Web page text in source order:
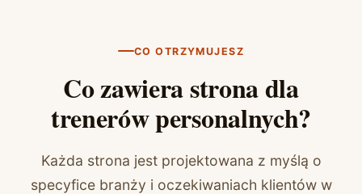
CO OTRZYMUJESZ
Co zawiera strona dla
trenerów personalnych?
Każda strona jest projektowana z myślą o
specyfice branży i oczekiwaniach klientów w